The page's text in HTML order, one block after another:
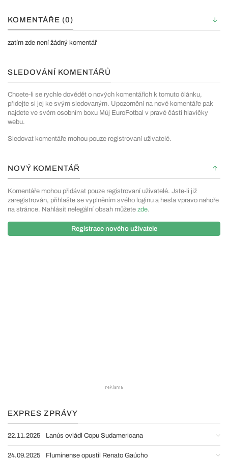
KOMENTÁŘE (0)
zatím zde není žádný komentář
SLEDOVÁNÍ KOMENTÁŘŮ
Chcete-li se rychle dovědět o nových komentářích k tomuto článku,
přidejte si jej ke svým sledovaným. Upozornění na nové komentáře pak
najdete ve svém osobním boxu Můj EuroFotbal v pravé části hlavičky
webu.
Sledovat komentáře mohou pouze registrovaní uživatelé.
NOVÝ KOMENTÁŘ
Komentáře mohou přidávat pouze registrovaní uživatelé. Jste-li již
zaregistrován, přihlašte se vyplněním svého loginu a hesla vpravo nahoře
na stránce. Nahlásit nelegální obsah můžete zde.
Registrace nového uživatele
EXPRES ZPRÁVY
22.11.2025 Lanús ovládl Copu Sudamericana
24.09.2025 Fluminense opustil Renato Gaúcho